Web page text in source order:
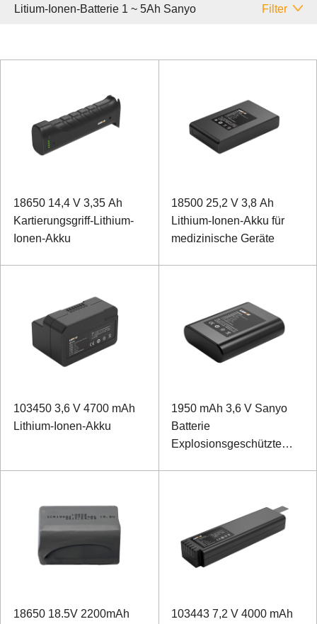
Litium-Ionen-Batterie 1 ~ 5Ah Sanyo Filter
18650 14,4 V 3,35 Ah
Kartierungsgriff-Lithium-
Ionen-Akku
18500 25,2 V 3,8 Ah
Lithium-Ionen-Akku für
medizinische Geräte
103450 3,6 V 4700 mAh
Lithium-Ionen-Akku
1950 mAh 3,6 V Sanyo
Batterie
Explosionsgeschützte
18650 18.5V 2200mAh
103443 7,2 V 4000 mAh